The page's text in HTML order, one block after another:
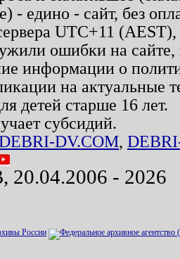
- едино - сайт, без
UTC+11
ошибки на
информации о
на актуальные
детей старше 16 лет.
субсидий.
DV.COM,
- 2026